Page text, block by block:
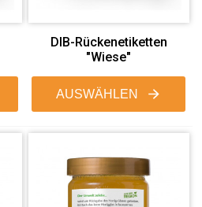
DIB-Rückenetiketten
"Wiese"
AUSWÄHLEN